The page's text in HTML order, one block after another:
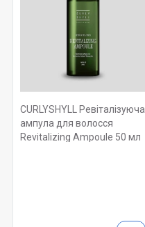
CURLYSHYLL Ревіталізуюча
ампула для волосся
Revitalizing Ampoule 50 мл